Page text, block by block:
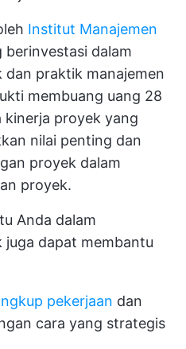
Institut Manajemen
berinvestasi dalam
praktik manajemen
membuang uang 28
kinerja proyek yang
nilai penting dan
proyek dalam
proyek.
Anda dalam
dapat membantu
pekerjaan dan
cara yang strategis